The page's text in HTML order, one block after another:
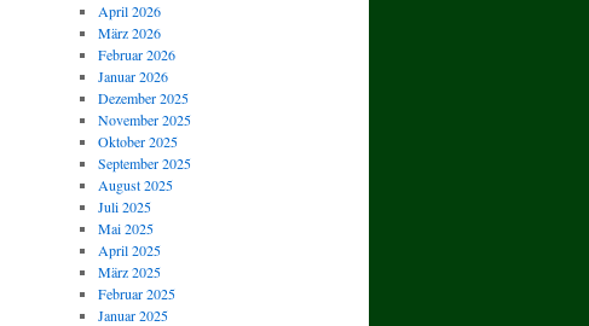
April 2026
März 2026
Februar 2026
Januar 2026
Dezember 2025
November 2025
Oktober 2025
September 2025
August 2025
Juli 2025
Mai 2025
April 2025
März 2025
Februar 2025
Januar 2025